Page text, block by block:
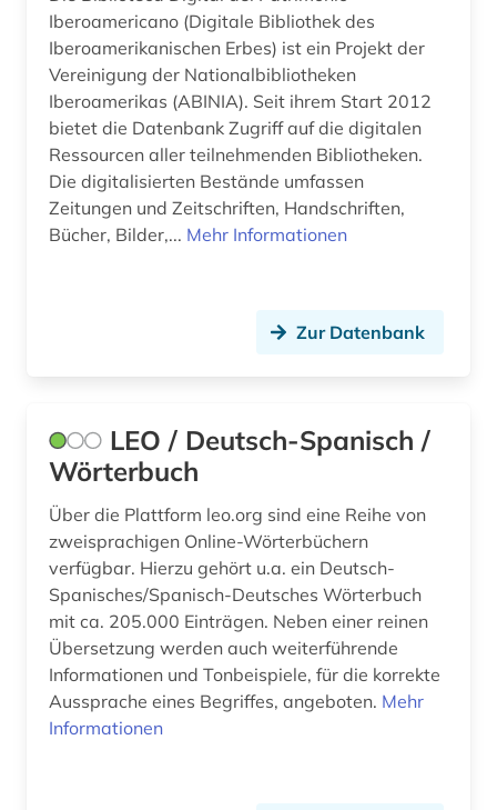
Iberoamericano (Digitale Bibliothek des
Iberoamerikanischen Erbes) ist ein Projekt der
Vereinigung der Nationalbibliotheken
Iberoamerikas (ABINIA). Seit ihrem Start 2012
bietet die Datenbank Zugriff auf die digitalen
Ressourcen aller teilnehmenden Bibliotheken.
Die digitalisierten Bestände umfassen
Zeitungen und Zeitschriften, Handschriften,
Bücher, Bilder,... Mehr Informationen
Zur Datenbank
LEO / Deutsch-Spanisch /
Wörterbuch
Über die Plattform leo.org sind eine Reihe von
zweisprachigen Online-Wörterbüchern
verfügbar. Hierzu gehört u.a. ein Deutsch-
Spanisches/Spanisch-Deutsches Wörterbuch
mit ca. 205.000 Einträgen. Neben einer reinen
Übersetzung werden auch weiterführende
Informationen und Tonbeispiele, für die korrekte
Aussprache eines Begriffes, angeboten. Mehr
Informationen